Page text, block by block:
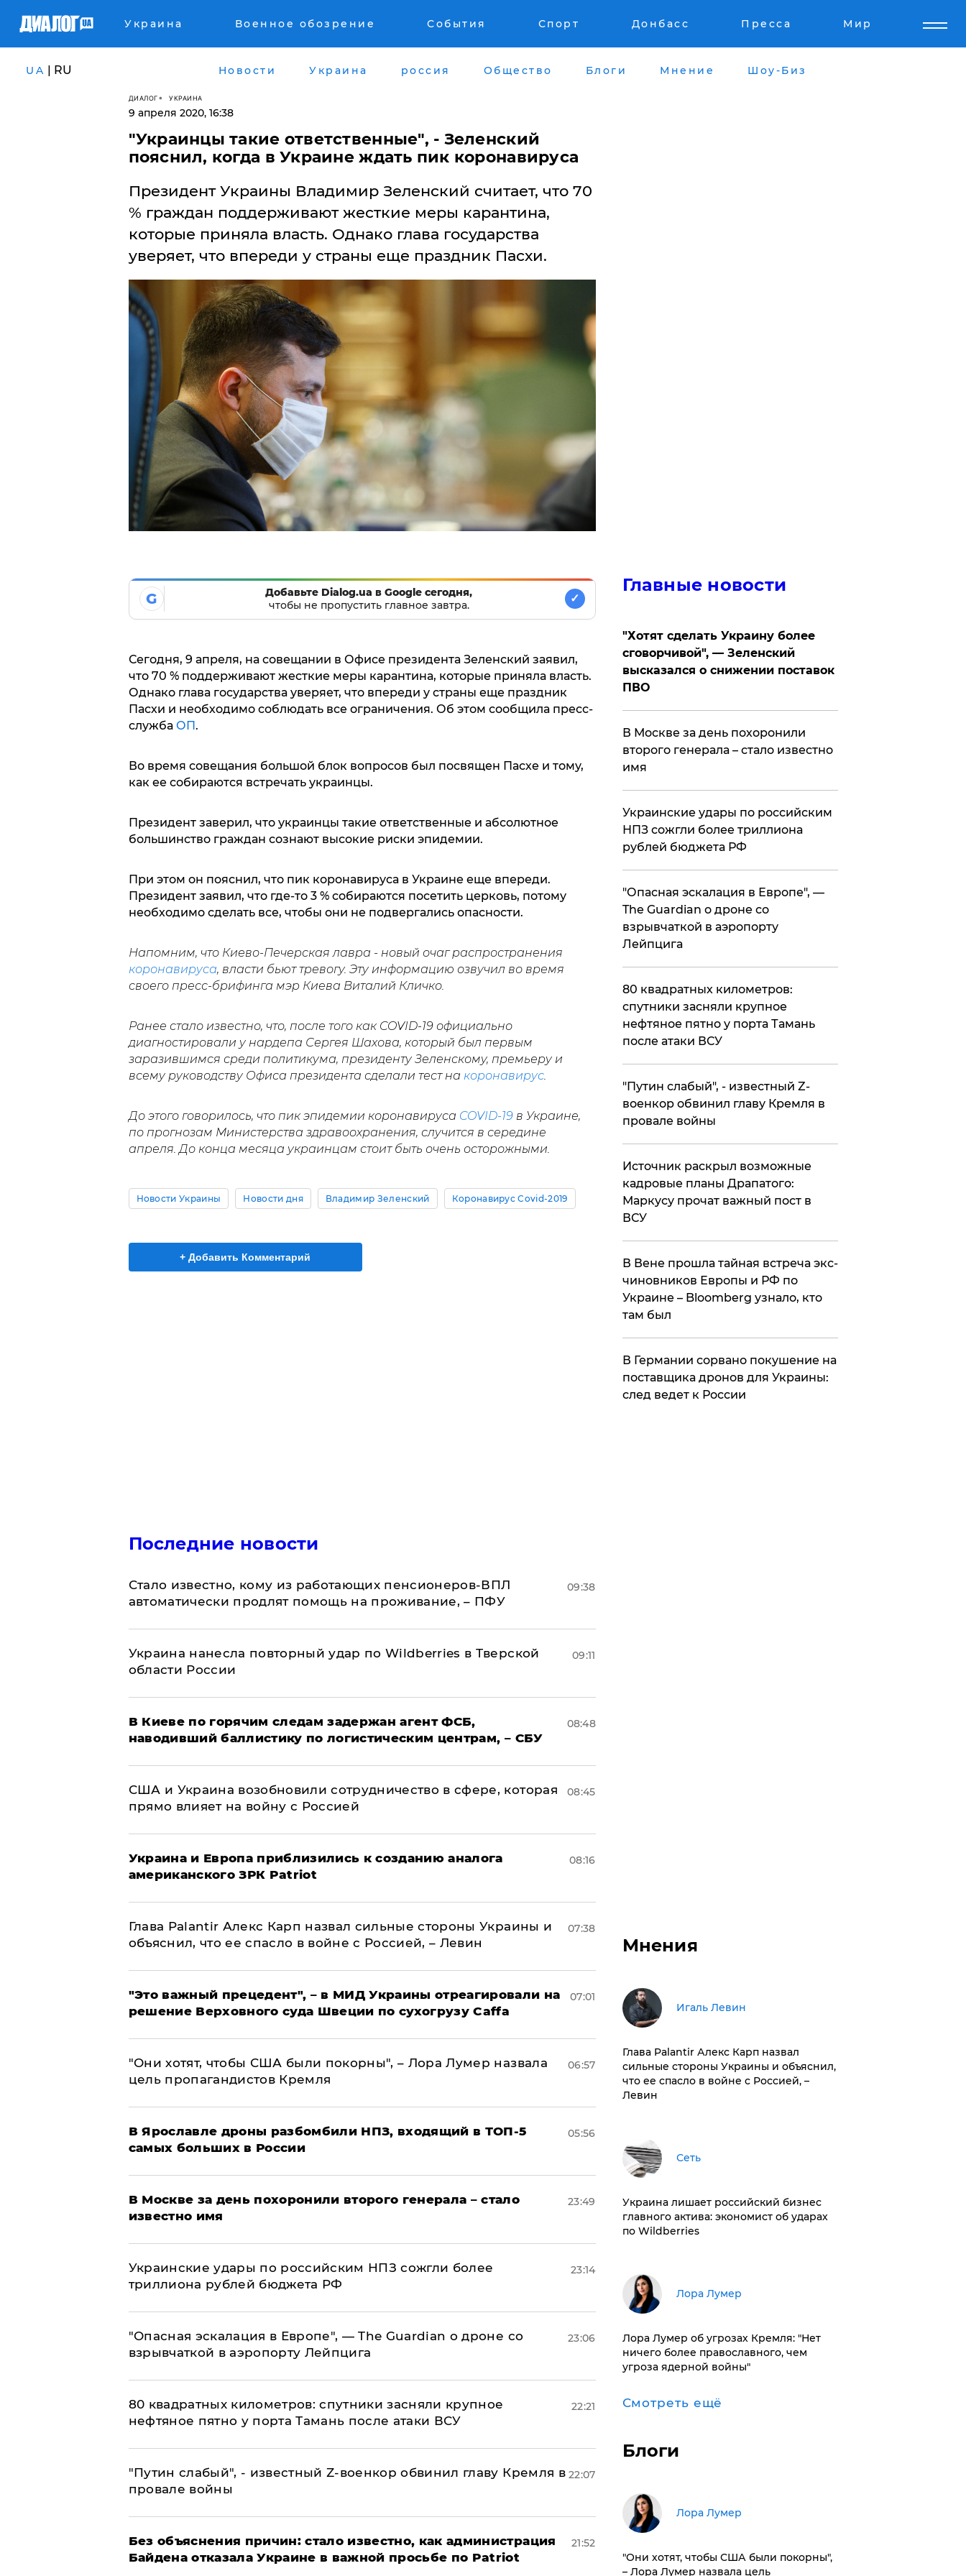
Украина Военное обозрение События Спорт Донбасс Пресса Мир
UA | RU Новости Украина россия Общество Блоги Мнение Шоу-Биз
ДИАЛОГ УКРАИНА
9 апреля 2020, 16:38
"Украинцы такие ответственные", - Зеленский
пояснил, когда в Украине ждать пик коронавируса
Президент Украины Владимир Зеленский считает, что 70
% граждан поддерживают жесткие меры карантина,
которые приняла власть. Однако глава государства
уверяет, что впереди у страны еще праздник Пасхи.
G
Добавьте Dialog.ua в Google сегодня,
чтобы не пропустить главное завтра.
✓
Сегодня, 9 апреля, на совещании в Офисе президента Зеленский заявил,
что 70 % поддерживают жесткие меры карантина, которые приняла власть.
Однако глава государства уверяет, что впереди у страны еще праздник
Пасхи и необходимо соблюдать все ограничения. Об этом сообщила пресс-
служба ОП.
Во время совещания большой блок вопросов был посвящен Пасхе и тому,
как ее собираются встречать украинцы.
Президент заверил, что украинцы такие ответственные и абсолютное
большинство граждан сознают высокие риски эпидемии.
При этом он пояснил, что пик коронавируса в Украине еще впереди.
Президент заявил, что где-то 3 % собираются посетить церковь, потому
необходимо сделать все, чтобы они не подвергались опасности.
Напомним, что Киево-Печерская лавра - новый очаг распространения
коронавируса, власти бьют тревогу. Эту информацию озвучил во время
своего пресс-брифинга мэр Киева Виталий Кличко.
Ранее стало известно, что, после того как COVID-19 официально
диагностировали у нардепа Сергея Шахова, который был первым
заразившимся среди политикума, президенту Зеленскому, премьеру и
всему руководству Офиса президента сделали тест на коронавирус.
До этого говорилось, что пик эпидемии коронавируса COVID-19в Украине,
по прогнозам Министерства здравоохранения, случится в середине
апреля. До конца месяца украинцам стоит быть очень осторожными.
Новости Украины Новости дня Владимир Зеленский Коронавирус Covid-2019
+ Добавить Комментарий
Последние новости
Стало известно, кому из работающих пенсионеров-ВПЛ
автоматически продлят помощь на проживание, – ПФУ
09:38
Украина нанесла повторный удар по Wildberries в Тверской
области России
09:11
В Киеве по горячим следам задержан агент ФСБ,
наводивший баллистику по логистическим центрам, – СБУ
08:48
США и Украина возобновили сотрудничество в сфере, которая
прямо влияет на войну с Россией
08:45
Украина и Европа приблизились к созданию аналога
американского ЗРК Patriot
08:16
Глава Palantir Алекс Карп назвал сильные стороны Украины и
объяснил, что ее спасло в войне с Россией, – Левин
07:38
"Это важный прецедент", – в МИД Украины отреагировали на
решение Верховного суда Швеции по сухогрузу Caffa
07:01
"Они хотят, чтобы США были покорны", – Лора Лумер назвала
цель пропагандистов Кремля
06:57
В Ярославле дроны разбомбили НПЗ, входящий в ТОП-5
самых больших в России
05:56
В Москве за день похоронили второго генерала – стало
известно имя
23:49
Украинские удары по российским НПЗ сожгли более
триллиона рублей бюджета РФ
23:14
"Опасная эскалация в Европе", — The Guardian о дроне со
взрывчаткой в аэропорту Лейпцига
23:06
80 квадратных километров: спутники засняли крупное
нефтяное пятно у порта Тамань после атаки ВСУ
22:21
​"Путин слабый", - известный Z-военкор обвинил главу Кремля в
провале войны
22:07
Без объяснения причин: стало известно, как администрация
Байдена отказала Украине в важной просьбе по Patriot
21:52
Главные новости
​"Хотят сделать Украину более
сговорчивой", — Зеленский
высказался о снижении поставок
ПВО
В Москве за день похоронили
второго генерала – стало известно
имя
Украинские удары по российским
НПЗ сожгли более триллиона
рублей бюджета РФ
"Опасная эскалация в Европе", —
The Guardian о дроне со
взрывчаткой в аэропорту
Лейпцига
80 квадратных километров:
спутники засняли крупное
нефтяное пятно у порта Тамань
после атаки ВСУ
​"Путин слабый", - известный Z-
военкор обвинил главу Кремля в
провале войны
​Источник раскрыл возможные
кадровые планы Драпатого:
Маркусу прочат важный пост в
ВСУ
В Вене прошла тайная встреча экс-
чиновников Европы и РФ по
Украине – Bloomberg узнало, кто
там был
​В Германии сорвано покушение на
поставщика дронов для Украины:
след ведет к России
Мнения
Игаль Левин
Глава Palantir Алекс Карп назвал
сильные стороны Украины и объяснил,
что ее спасло в войне с Россией, –
Левин
Сеть
​Украина лишает российский бизнес
главного актива: экономист об ударах
по Wildberries
​Лора Лумер
Лора Лумер об угрозах Кремля: "Нет
ничего более православного, чем
угроза ядерной войны"
Смотреть ещё
Блоги
​Лора Лумер
"Они хотят, чтобы США были покорны",
– Лора Лумер назвала цель